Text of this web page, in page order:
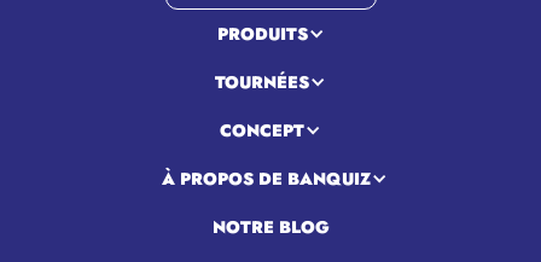
PRODUITS
TOURNÉES
CONCEPT
À PROPOS DE BANQUIZ
NOTRE BLOG